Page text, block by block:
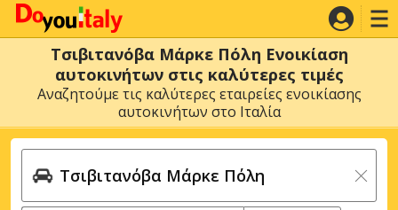
Τσιβιτανόβα Μάρκε Πόλη Ενοικίαση
αυτοκινήτων στις καλύτερες τιμές
Αναζητούμε τις καλύτερες εταιρείες ενοικίασης
αυτοκινήτων στο Ιταλία